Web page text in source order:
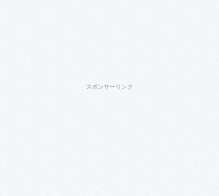
スポンサーリンク